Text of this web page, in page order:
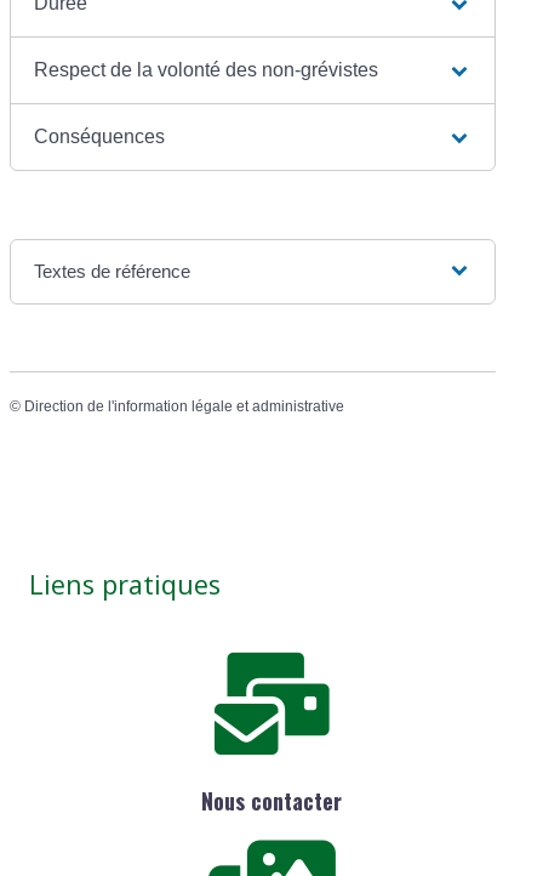
Respect de la volonté des non-grévistes
Conséquences
Textes de référence
© Direction de l'information légale et administrative
Liens pratiques
Nous contacter